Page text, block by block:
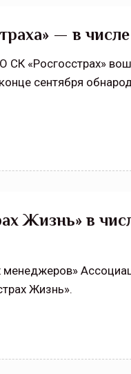
— в
СК «Росгосстрах»
сентября
Жизнь» в
менеджеров»
Жизнь».